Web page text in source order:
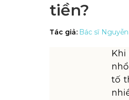
tiền?
Tác giả: Bác sĩ
Khi
tố